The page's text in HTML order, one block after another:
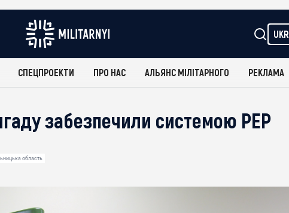
UKR
СПЕЦПРОЕКТИ ПРО НАС АЛЬЯНС МІЛІТАРНОГО РЕКЛАМА
забезпечили системою РЕР
область